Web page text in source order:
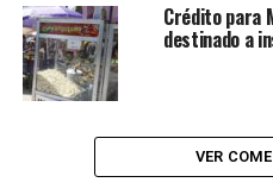
Brasil inicia
Projeto
Schmidt
Crédito para
destinado a
VER